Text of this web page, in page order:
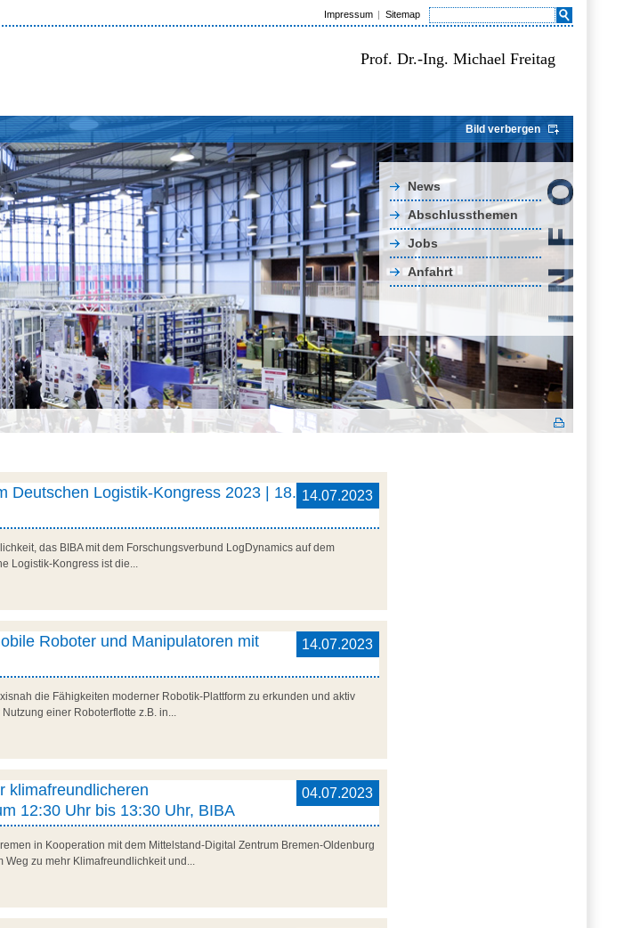
Impressum Sitemap
Prof. Dr.-Ing. Michael Freitag
Bild verbergen
News
Abschlussthemen
Jobs
Anfahrt
14.07.2023
Deutschen Logistik-Kongress 2023 | 18.
das BIBA mit dem Forschungsverbund LogDynamics auf dem
Logistik-Kongress ist die...
14.07.2023
Roboter und Manipulatoren mit
die Fähigkeiten moderner Robotik-Plattform zu erkunden und aktiv
einer Roboterflotte z.B. in...
04.07.2023
klimafreundlicheren
12:30 Uhr bis 13:30 Uhr, BIBA
in Kooperation mit dem Mittelstand-Digital Zentrum Bremen-Oldenburg
zu mehr Klimafreundlichkeit und...